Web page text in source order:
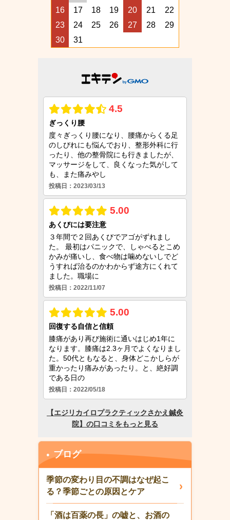
16
17 18 19 20 21
22
23
24 25 26 27 28
29
30
31
ブログ
季節の変わり目の不調はなぜ起こ
る？季節ごとの原因とケア
「酒は百薬の長」の嘘と、お酒の